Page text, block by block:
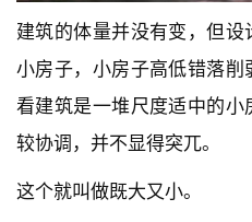
建筑的体量并没有变，但
小房子，小房子高低错落
看建筑是一堆尺度适中的
较协调，并不显得突兀。
这个就叫做既大又小。